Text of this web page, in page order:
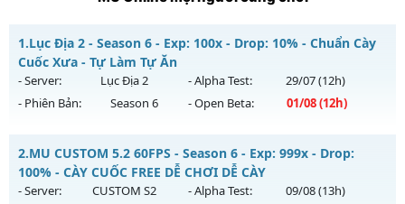
1.Lục Địa 2 - Season 6 - Exp: 100x - Drop: 10% - Chuẩn Cày
Cuốc Xưa - Tự Làm Tự Ăn
- Server: Lục Địa 2 - Alpha Test: 29/07(12h)
- Phiên Bản:
Season 6 - Open Beta: 01/08(12h)
Mu mới ra tháng 08 2026 - Mở máy chủLục Địa 2
ngày 01/08/2626
2.MU CUSTOM 5.2 60FPS - Season 6 - Exp: 999x - Drop:
100% - CÀY CUỐC FREE DỄ CHƠI DỄ CÀY
- Server: CUSTOM S2 - Alpha Test: 09/08(13h)